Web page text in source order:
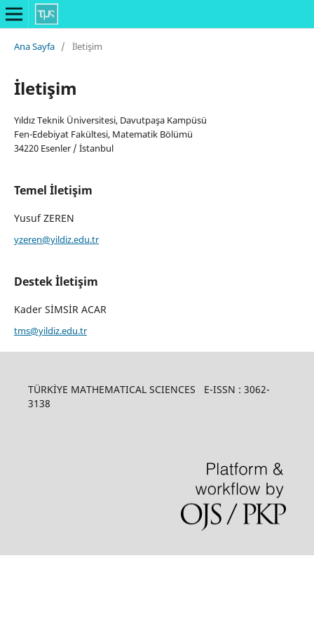
Ana Sayfa / İletişim
İletişim
Yıldız Teknik Üniversitesi, Davutpaşa Kampüsü
Fen-Edebiyat Fakültesi, Matematik Bölümü
34220 Esenler / İstanbul
Temel İletişim
Yusuf ZEREN
yzeren@yildiz.edu.tr
Destek İletişim
Kader SİMSİR ACAR
tms@yildiz.edu.tr
TÜRKİYE MATHEMATICAL SCIENCES E-ISSN : 3062-
3138